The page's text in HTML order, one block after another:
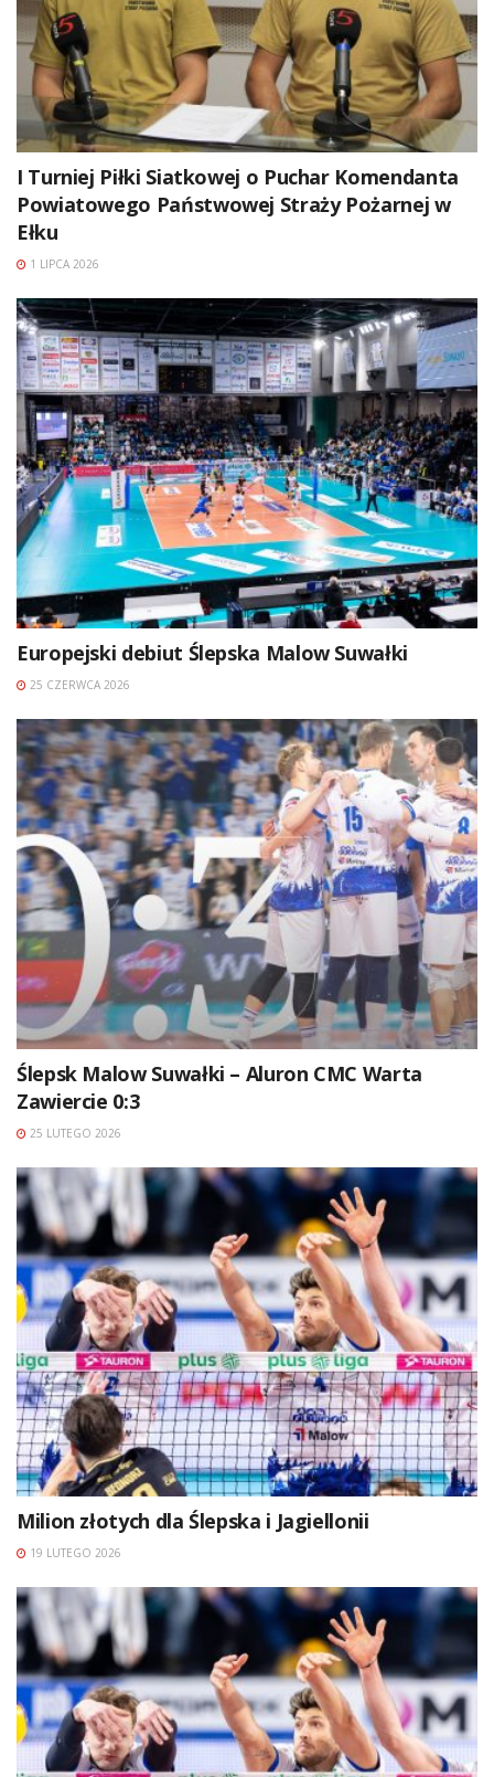
I Turniej Piłki Siatkowej o Puchar Komendanta
Powiatowego Państwowej Straży Pożarnej w
Ełku
1 LIPCA 2026
Europejski debiut Ślepska Malow Suwałki
25 CZERWCA 2026
Ślepsk Malow Suwałki – Aluron CMC Warta
Zawiercie 0:3
25 LUTEGO 2026
Milion złotych dla Ślepska i Jagiellonii
19 LUTEGO 2026